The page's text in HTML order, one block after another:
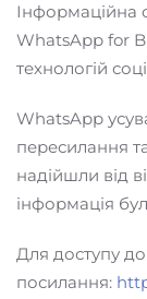
Інформаційна
WhatsApp for
технологій
WhatsApp
пересилання
надійшли від
інформація
Для доступу
посилання: